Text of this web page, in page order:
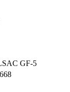
GF-5